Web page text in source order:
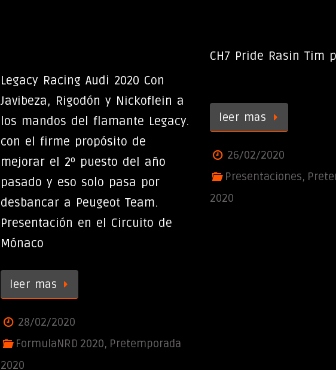
Legacy Racing Audi 2020 Con
Javibeza, Rigodón y Nickoflein a
los mandos del flamante Legacy.
con el firme propósito de
mejorar el 2º puesto del año
pasado y eso solo pasa por
desbancar a Peugeot Team.
Presentación en el Circuito de
Mónaco
leer mas
28/02/2020
FormulaNRD 2020, Pretemporada
2020
CH7 Pride Rasin Tim
leer mas
26/02/2020
Presentaciones,
2020